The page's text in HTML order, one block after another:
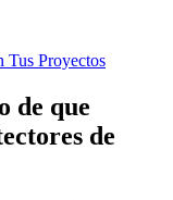
Tus Proyectos
de que
de